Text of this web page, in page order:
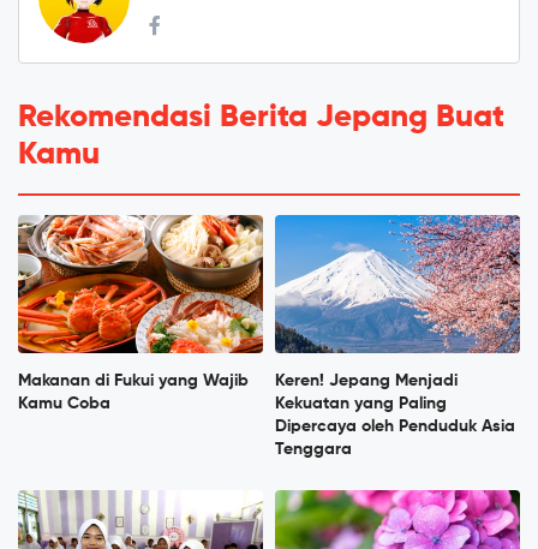
Rekomendasi Berita Jepang Buat
Kamu
Makanan di Fukui yang Wajib
Kamu Coba
Keren! Jepang Menjadi
Kekuatan yang Paling
Dipercaya oleh Penduduk Asia
Tenggara